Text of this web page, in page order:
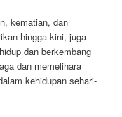
kematian, dan
hingga kini, juga
dan berkembang
dan memelihara
kehidupan sehari-